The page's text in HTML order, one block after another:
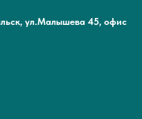
ул.Малышева 45, офис